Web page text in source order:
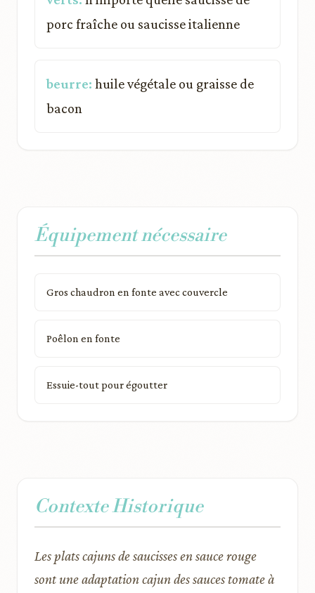
porc fraîche ou saucisse italienne
beurre: huile végétale ou graisse de
bacon
Équipement nécessaire
Gros chaudron en fonte avec couvercle
Poêlon en fonte
Essuie-tout pour égoutter
Contexte Historique
Les plats cajuns de saucisses en sauce rouge
sont une adaptation cajun des sauces tomate à